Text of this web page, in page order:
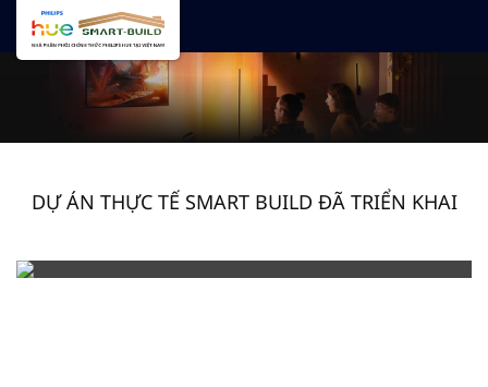
DỰ ÁN THỰC TẾ SMART BUILD ĐÃ TRIỂN KHAI